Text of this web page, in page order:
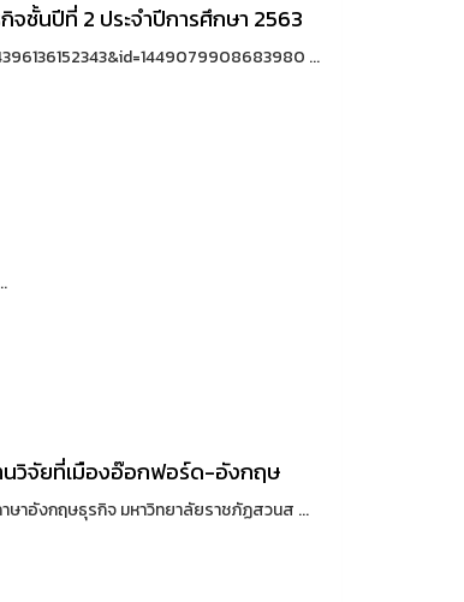
ชั้นปีที่ 2 ประจำปีการศึกษา 2563
...
นวิจัยที่เมืองอ๊อกฟอร์ด-อังกฤษ
าอังกฤษธุรกิจ มหาวิทยาลัยราชภัฏสวนส ...